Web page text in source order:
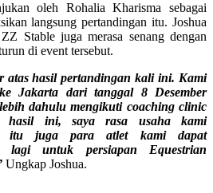
oleh Rohalia Kharisma sebagai
langsung pertandingan itu. Joshua
Stable juga merasa senang dengan
di event tersebut.
atas hasil pertandingan kali ini. Kami
Jakarta dari tanggal 8 Desember
dahulu mengikuti coaching clinic
hasil ini, saya rasa usaha kami
itu juga para atlet kami dapat
lagi untuk persiapan Equestrian
Ungkap Joshua.